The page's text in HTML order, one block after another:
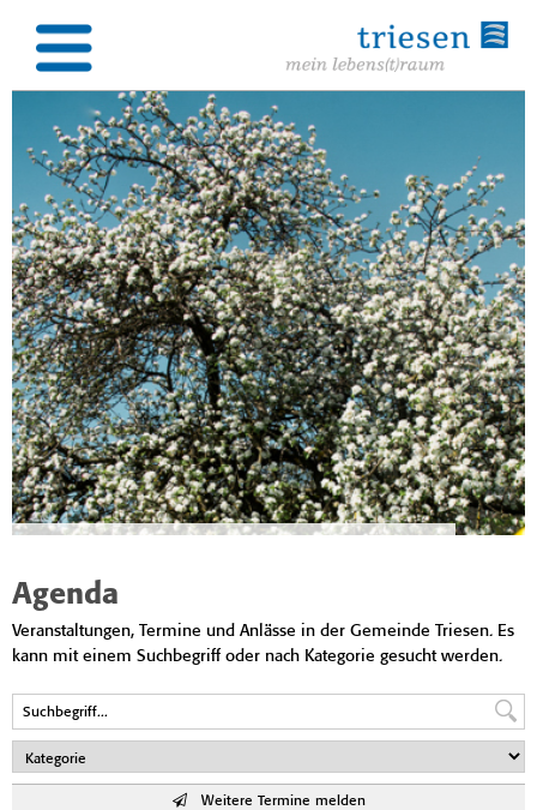
Agenda
Veranstaltungen, Termine und Anlässe in der Gemeinde Triesen. Es
kann mit einem Suchbegriff oder nach Kategorie gesucht werden.
Weitere Termine melden